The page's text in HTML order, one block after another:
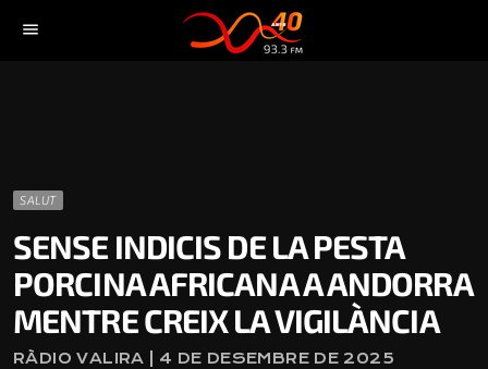
menu
SALUT
SENSE INDICIS DE LA PESTA
PORCINA AFRICANA A ANDORRA
MENTRE CREIX LA VIGILÀNCIA
RÀDIO VALIRA | 4 DE DESEMBRE DE 2025